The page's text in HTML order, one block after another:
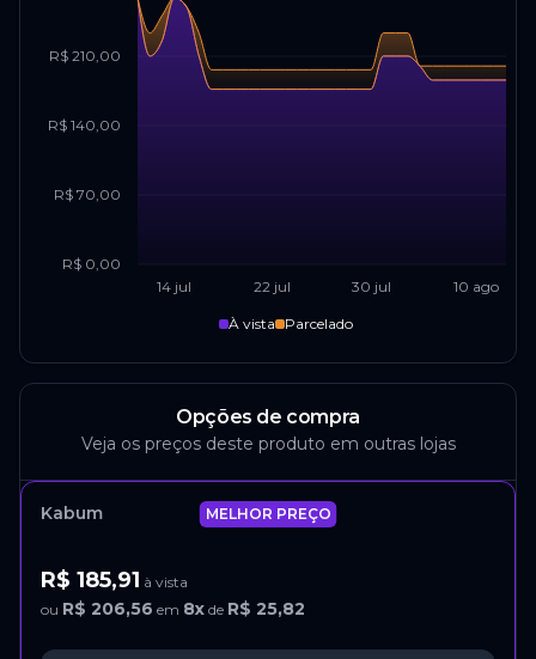
14 jul 22 jul 30 jul 10 ago
R$ 0,00
R$ 70,00
R$ 140,00
R$ 210,00
À vista Parcelado
Opções de compra
Veja os preços deste produto em outras lojas
Kabum MELHOR PREÇO
R$ 185,91 à vista
ou R$ 206,56 em 8x de R$ 25,82